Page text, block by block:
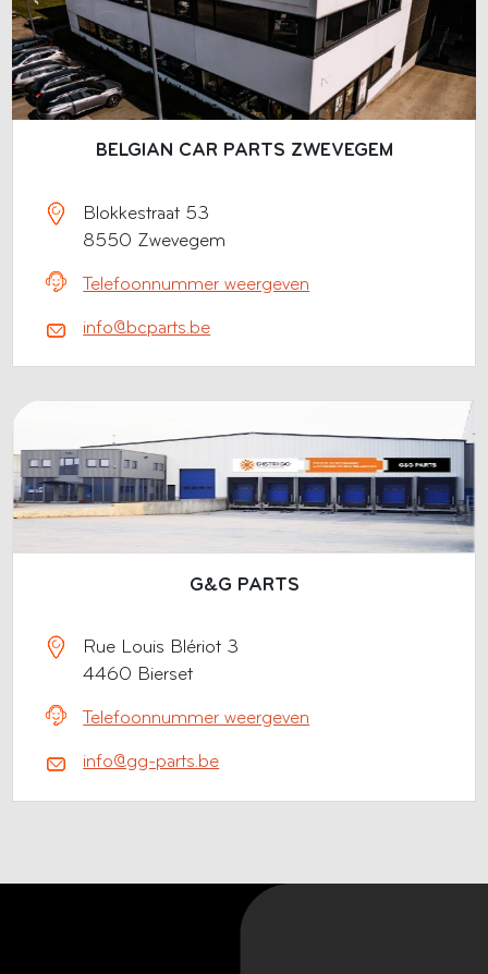
BELGIAN CAR PARTS ZWEVEGEM
Blokkestraat 53
8550 Zwevegem
Telefoonnummer weergeven
info@bcparts.be
G&G PARTS
Rue Louis Blériot 3
4460 Bierset
Telefoonnummer weergeven
info@gg-parts.be